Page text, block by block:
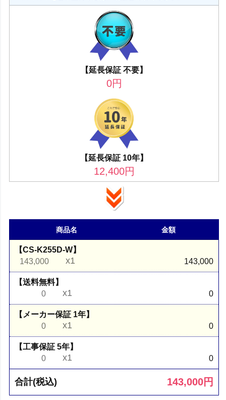
【延長保証 不要】
0円
【延長保証 10年】
12,400円
商品名 金額
【CS-K255D-W】
143,000
x1 143,000
【送料無料】
0
x1 0
【メーカー保証 1年】
0
x1 0
【工事保証 5年】
0
x1 0
合計(税込) 143,000円